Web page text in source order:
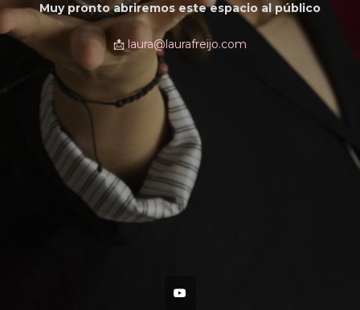
Muy pronto abriremos este espacio al público
📩 laura@laurafreijo.com